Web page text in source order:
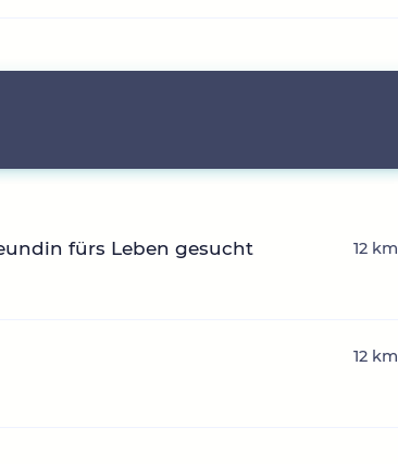
fürs Leben gesucht 12 km
12 km